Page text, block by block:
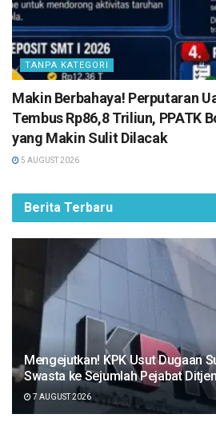
TANPA KATEGORI
Makin Berbahaya! Perputaran
Tembus Rp86,8 Triliun, PPATK
yang Makin Sulit Dilacak
5 AUGUST 2026
Berita Terbaru
Mengejutkan! KPK Usut Dugaan
Swasta ke Sejumlah Pejabat
7 AUGUST 2026